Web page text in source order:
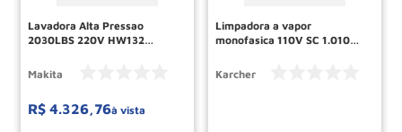
Lavadora Alta Pressao
2030LBS 220V HW132
Makita
R$ 4.326 76à vista
Limpadora a vapor
monofasica 110V SC 1.010
Karcher